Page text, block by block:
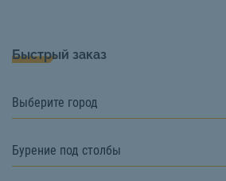
Быстрый заказ
Выберите город
Бурение под столбы